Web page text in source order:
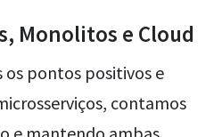
Monolitos e Cloud
pontos positivos e
contamos